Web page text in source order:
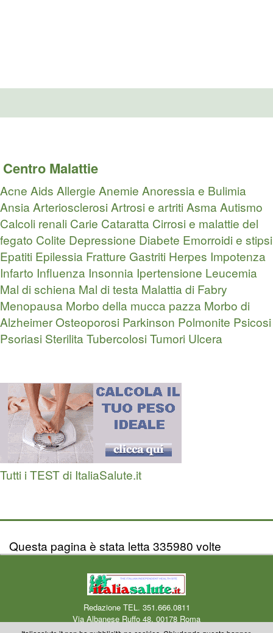
Centro Malattie
Acne Aids Allergie Anemie Anoressia e Bulimia
AnsiaArteriosclerosiArtrosi e artritiAsmaAutismo
Calcoli renali Carie Cataratta Cirrosi e malattie del
fegato Colite Depressione Diabete Emorroidi e stipsi
Epatiti Epilessia Fratture Gastriti Herpes Impotenza
Infarto Influenza Insonnia Ipertensione Leucemia
Mal di schiena Mal di testa Malattia di Fabry
Menopausa Morbo della mucca pazza Morbo di
AlzheimerOsteoporosi Parkinson Polmonite Psicosi
Psoriasi SterilitaTubercolosiTumori Ulcera
Tutti i TEST di ItaliaSalute.it
Questa pagina è stata letta 335980 volte
Redazione TEL. 351.666.0811
Via Albanese Ruffo 48, 00178 Roma
Centro Medico Okmedicina.it Via Albanese Ruffo 40-46, 00178 Roma